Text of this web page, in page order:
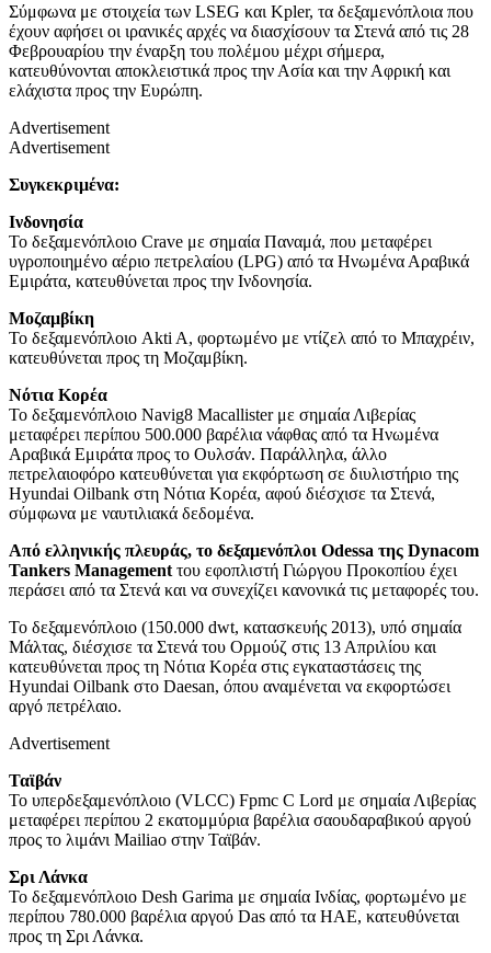
Σύμφωνα με στοιχεία των LSEG και Kpler, τα δεξαμενόπλοια που
έχουν αφήσει οι ιρανικές αρχές να διασχίσουν τα Στενά από τις 28
Φεβρουαρίου την έναρξη του πολέμου μέχρι σήμερα,
κατευθύνονται αποκλειστικά προς την Ασία και την Αφρική και
ελάχιστα προς την Ευρώπη.
Advertisement
Advertisement
Συγκεκριμένα:
Ινδονησία
Το δεξαμενόπλοιο Crave με σημαία Παναμά, που μεταφέρει
υγροποιημένο αέριο πετρελαίου (LPG) από τα Ηνωμένα Αραβικά
Εμιράτα, κατευθύνεται προς την Ινδονησία.
Μοζαμβίκη
Το δεξαμενόπλοιο Akti A, φορτωμένο με ντίζελ από το Μπαχρέιν,
κατευθύνεται προς τη Μοζαμβίκη.
Νότια Κορέα
Το δεξαμενόπλοιο Navig8 Macallister με σημαία Λιβερίας
μεταφέρει περίπου 500.000 βαρέλια νάφθας από τα Ηνωμένα
Αραβικά Εμιράτα προς το Ουλσάν. Παράλληλα, άλλο
πετρελαιοφόρο κατευθύνεται για εκφόρτωση σε διυλιστήριο της
Hyundai Oilbank στη Νότια Κορέα, αφού διέσχισε τα Στενά,
σύμφωνα με ναυτιλιακά δεδομένα.
Από ελληνικής πλευράς, το δεξαμενόπλοι Odessa της Dynacom
Tankers Management του εφοπλιστή Γιώργου Προκοπίου έχει
περάσει από τα Στενά και να συνεχίζει κανονικά τις μεταφορές του.
Το δεξαμενόπλοιο (150.000 dwt, κατασκευής 2013), υπό σημαία
Μάλτας, διέσχισε τα Στενά του Ορμούζ στις 13 Απριλίου και
κατευθύνεται προς τη Νότια Κορέα στις εγκαταστάσεις της
Hyundai Oilbank στο Daesan, όπου αναμένεται να εκφορτώσει
αργό πετρέλαιο.
Advertisement
Ταϊβάν
Το υπερδεξαμενόπλοιο (VLCC) Fpmc C Lord με σημαία Λιβερίας
μεταφέρει περίπου 2 εκατομμύρια βαρέλια σαουδαραβικού αργού
προς το λιμάνι Mailiao στην Ταϊβάν.
Σρι Λάνκα
Το δεξαμενόπλοιο Desh Garima με σημαία Ινδίας, φορτωμένο με
περίπου 780.000 βαρέλια αργού Das από τα ΗΑΕ, κατευθύνεται
προς τη Σρι Λάνκα.